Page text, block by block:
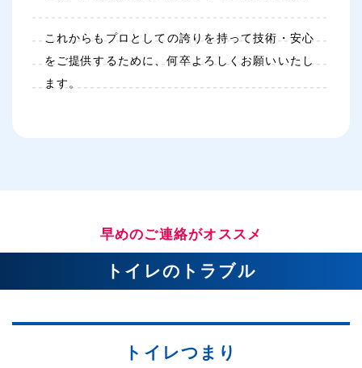
これからもプロとしての誇りを持って技術・安心
をご提供するために、何卒よろしくお願いいたし
ます。
早めのご連絡がオススメ
トイレのトラブル
トイレつまり